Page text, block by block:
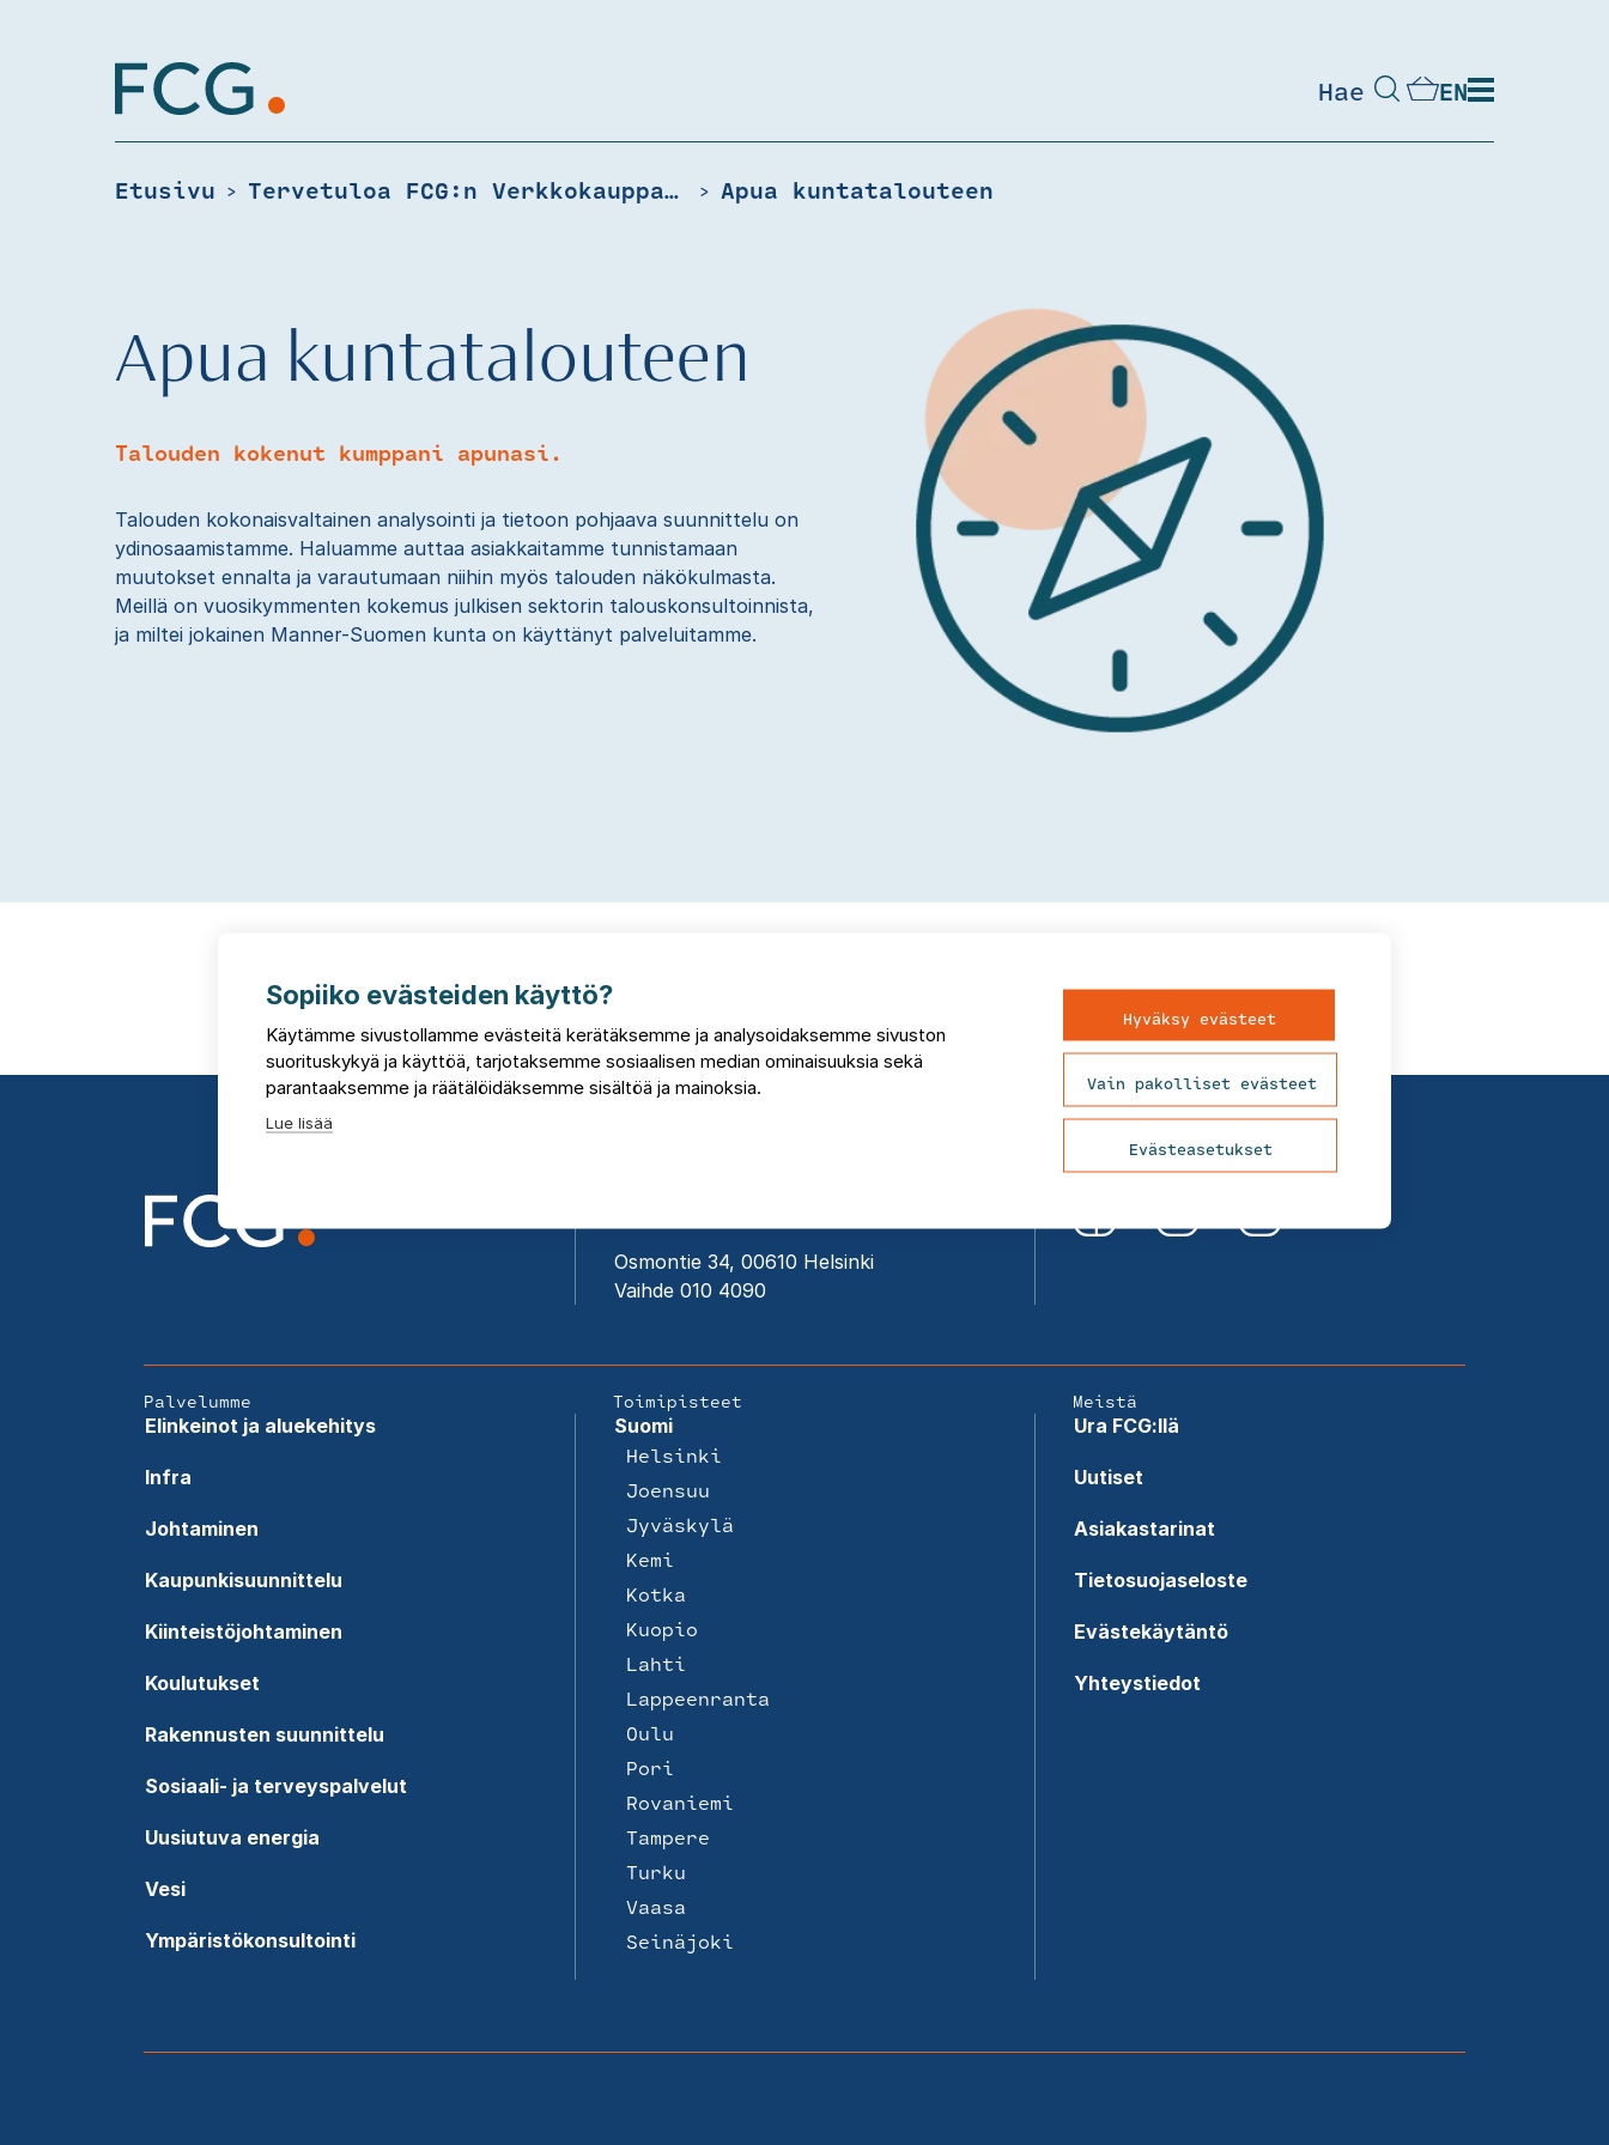
Hae EN
Etusivu > Tervetuloa FCG:n Verkkokauppaan > Apua kuntatalouteen
Apua kuntatalouteen
Talouden kokenut kumppani apunasi.
Talouden kokonaisvaltainen analysointi ja tietoon pohjaava suunnittelu on
ydinosaamistamme. Haluamme auttaa asiakkaitamme tunnistamaan
muutokset ennalta ja varautumaan niihin myös talouden näkökulmasta.
Meillä on vuosikymmenten kokemus julkisen sektorin talouskonsultoinnista,
ja miltei jokainen Manner-Suomen kunta on käyttänyt palveluitamme.
Osmontie 34, 00610 Helsinki
Vaihde 010 4090
Palvelumme
Elinkeinot ja aluekehitys
Infra
Johtaminen
Kaupunkisuunnittelu
Kiinteistöjohtaminen
Koulutukset
Rakennusten suunnittelu
Sosiaali- ja terveyspalvelut
Uusiutuva energia
Vesi
Ympäristökonsultointi
Toimipisteet
Suomi
Helsinki
Joensuu
Jyväskylä
Kemi
Kotka
Kuopio
Lahti
Lappeenranta
Oulu
Pori
Rovaniemi
Tampere
Turku
Vaasa
Seinäjoki
Meistä
Ura FCG:llä
Uutiset
Asiakastarinat
Tietosuojaseloste
Evästekäytäntö
Yhteystiedot
Sopiiko evästeiden käyttö?
Käytämme sivustollamme evästeitä kerätäksemme ja analysoidaksemme sivuston
suorituskykyä ja käyttöä, tarjotaksemme sosiaalisen median ominaisuuksia sekä
parantaaksemme ja räätälöidäksemme sisältöä ja mainoksia.
Lue lisää
Hyväksy evästeet
Vain pakolliset evästeet
Evästeasetukset